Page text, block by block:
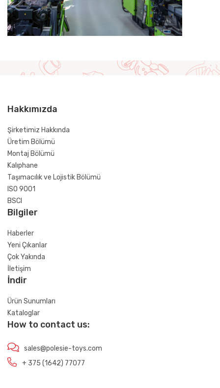
Hakkımızda
Şirketimiz Hakkında
Üretim Bölümü
Montaj Bölümü
Kalıphane
Taşımacılık ve Lojistik Bölümü
ISO 9001
BSCI
Bilgiler
Haberler
Yeni Çıkanlar
Çok Yakında
İletişim
İndir
Ürün Sunumları
Kataloglar
How to contact us:
sales@polesie-toys.com
+ 375 (1642) 77077